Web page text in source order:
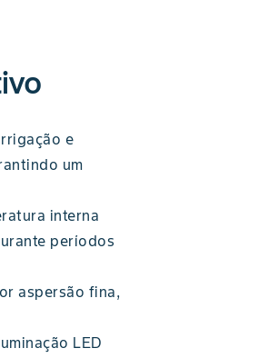
e
um
interna
períodos
aspersão fina,
LED